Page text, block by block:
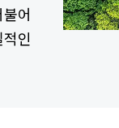
어
인